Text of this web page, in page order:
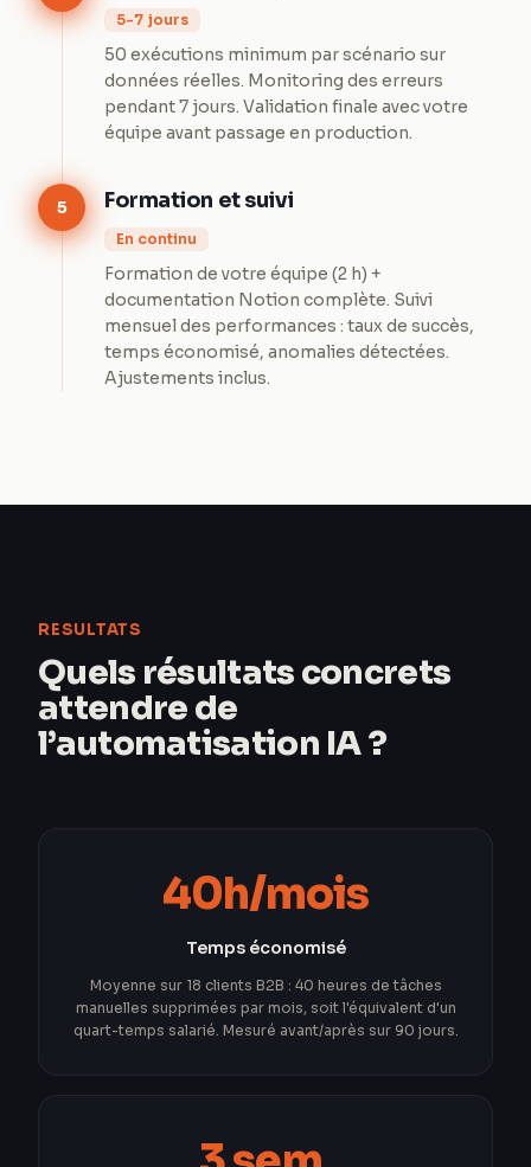
5-7 jours
50 exécutions minimum par scénario sur
données réelles. Monitoring des erreurs
pendant 7 jours. Validation finale avec votre
équipe avant passage en production.
5 Formation et suivi
En continu
Formation de votre équipe (2 h) +
documentation Notion complète. Suivi
mensuel des performances : taux de succès,
temps économisé, anomalies détectées.
Ajustements inclus.
RESULTATS
Quels résultats concrets
attendre de
l’automatisation IA ?
40h/mois
Temps économisé
Moyenne sur 18 clients B2B : 40 heures de tâches
manuelles supprimées par mois, soit l'équivalent d'un
quart-temps salarié. Mesuré avant/après sur 90 jours.